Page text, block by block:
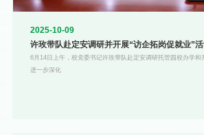
2025-10-09
许玫带队赴定安调研并开展“访企拓岗促就业”
6月14日上午，校党委书记许玫带队赴定安调研托管园校办学和
进一步深化